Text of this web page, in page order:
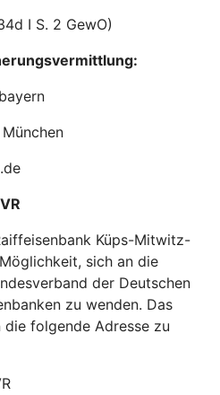
I S. 2 GewO)
Küps-Mitwitz-
sich an die
der Deutschen
zu wenden. Das
folgende Adresse zu